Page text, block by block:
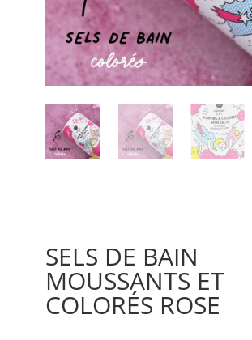
SELS DE BAIN
MOUSSANTS ET
COLORÉS ROSE